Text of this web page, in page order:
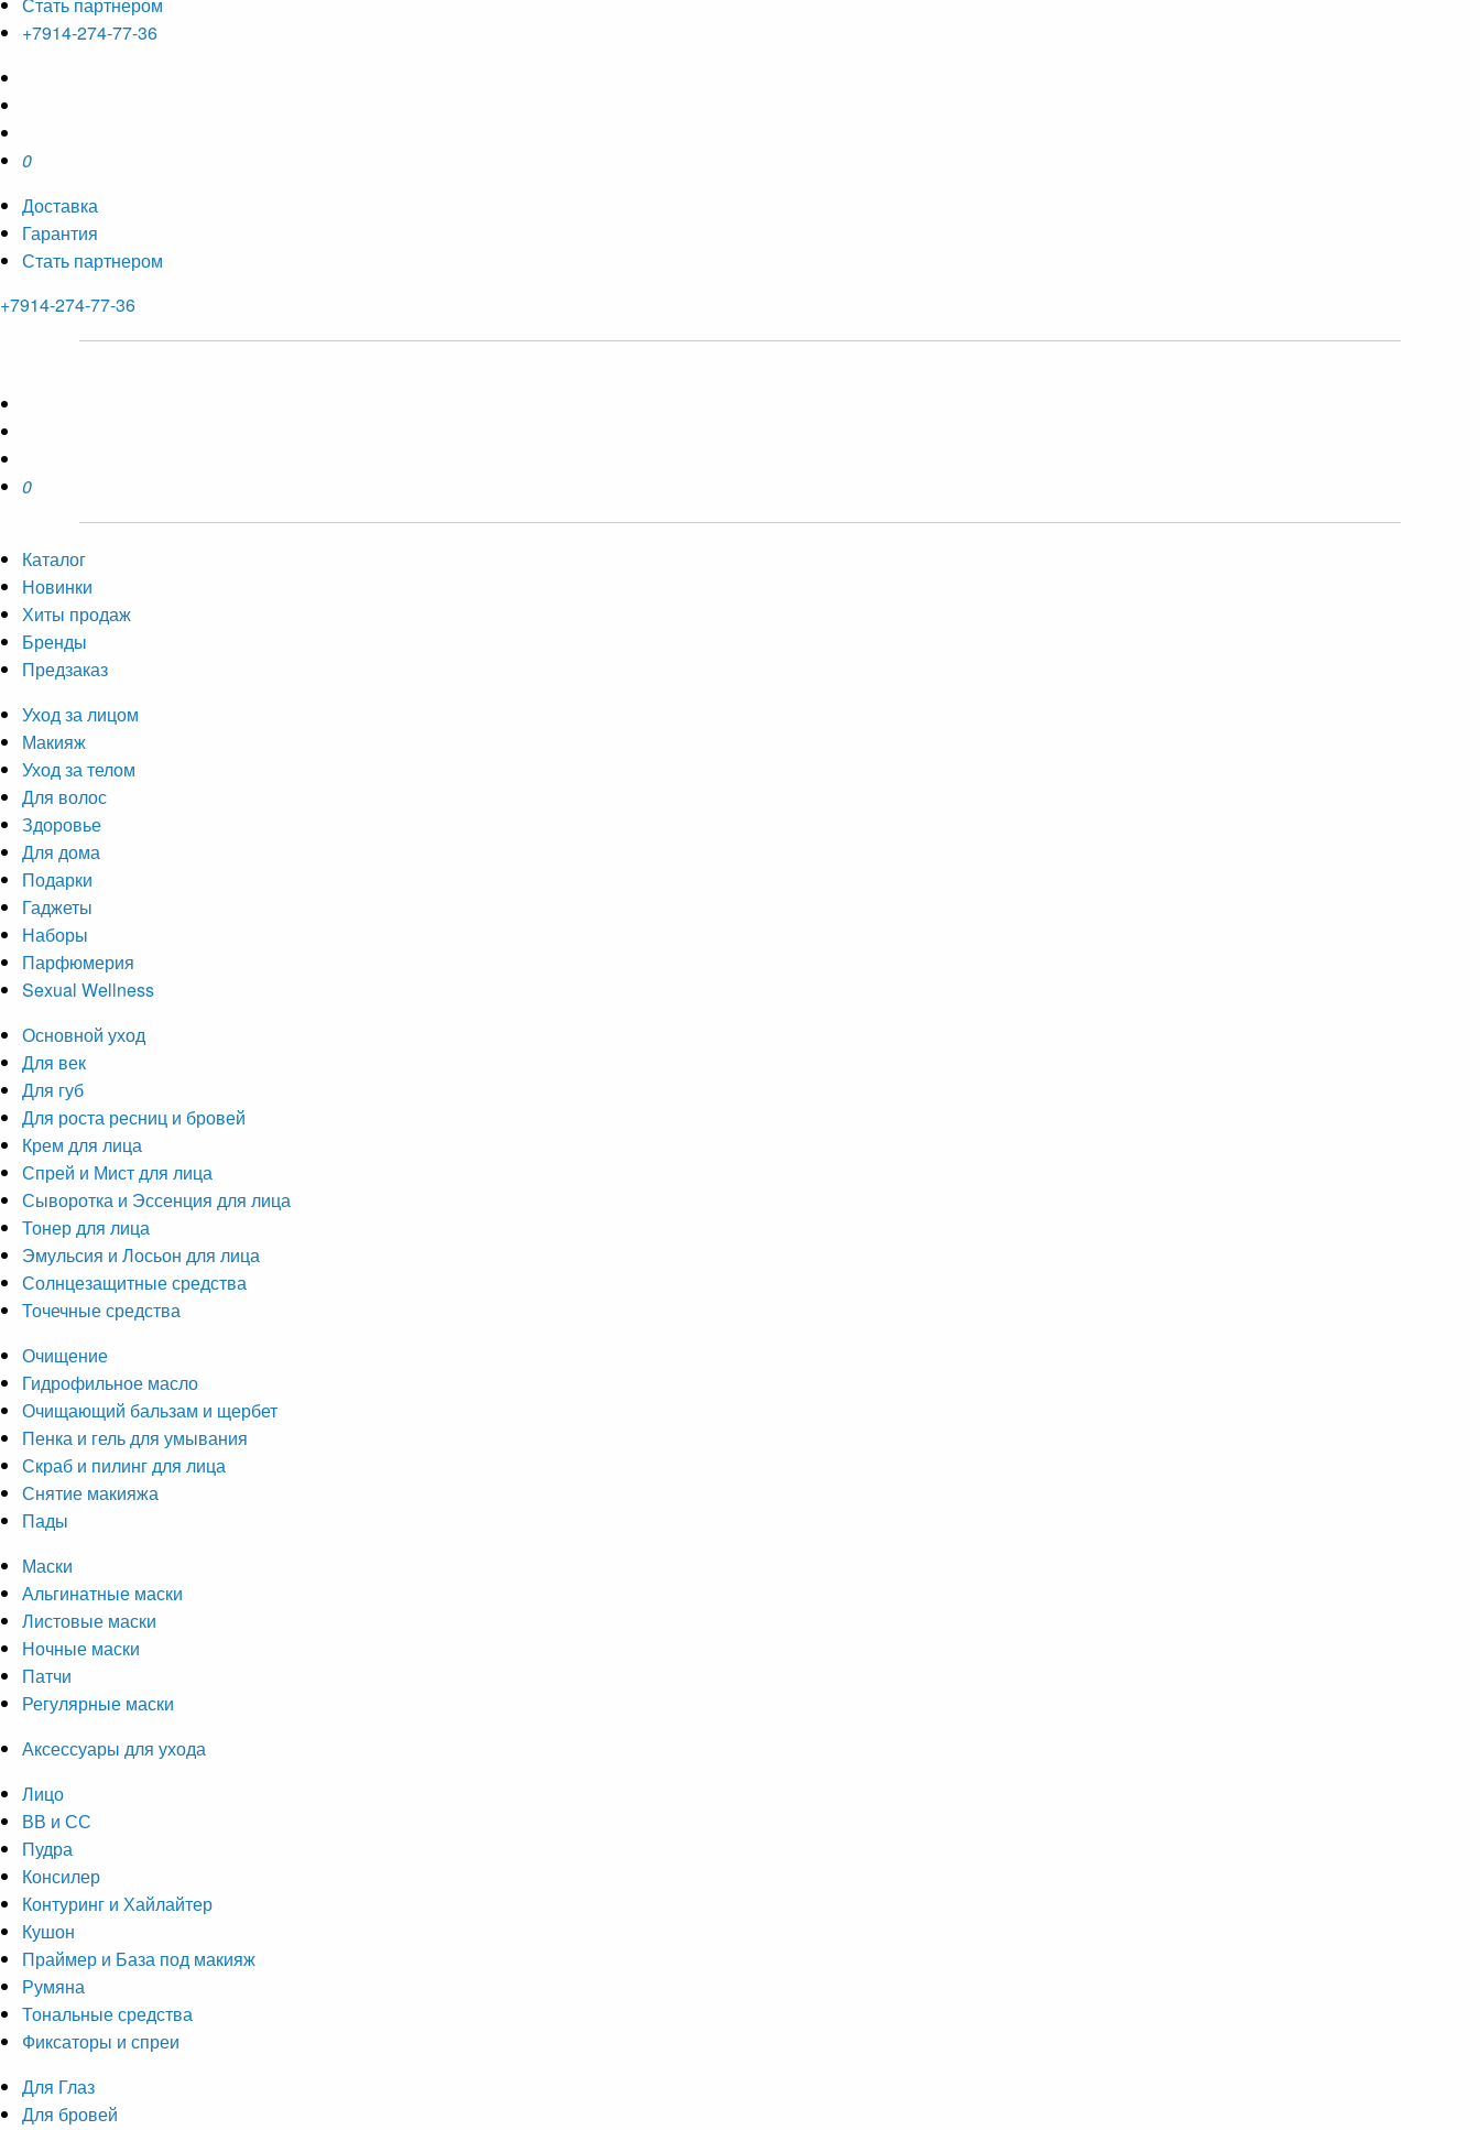
Стать партнером
+7914-274-77-36
0
Доставка
Гарантия
Стать партнером
+7914-274-77-36
0
Каталог
Новинки
Хиты продаж
Бренды
Предзаказ
Уход за лицом
Макияж
Уход за телом
Для волос
Здоровье
Для дома
Подарки
Гаджеты
Наборы
Парфюмерия
Sexual Wellness
Основной уход
Для век
Для губ
Для роста ресниц и бровей
Крем для лица
Спрей и Мист для лица
Сыворотка и Эссенция для лица
Тонер для лица
Эмульсия и Лосьон для лица
Солнцезащитные средства
Точечные средства
Очищение
Гидрофильное масло
Очищающий бальзам и щербет
Пенка и гель для умывания
Скраб и пилинг для лица
Снятие макияжа
Пады
Маски
Альгинатные маски
Листовые маски
Ночные маски
Патчи
Регулярные маски
Аксессуары для ухода
Лицо
ВВ и СС
Пудра
Консилер
Контуринг и Хайлайтер
Кушон
Праймер и База под макияж
Румяна
Тональные средства
Фиксаторы и спреи
Для Глаз
Для бровей